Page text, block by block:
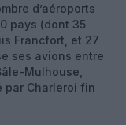
d’aéroports
pays (dont 35
Francfort, et 27
ses avions entre
Mulhouse,
par Charleroi fin